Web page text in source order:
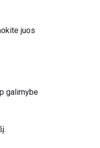
juos
galimybe